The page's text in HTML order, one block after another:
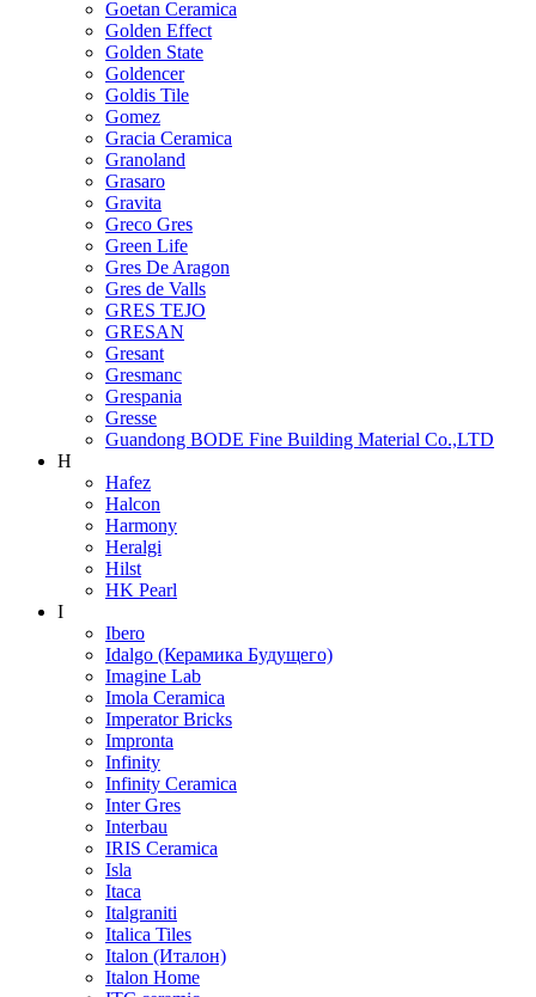
Goetan Ceramica
Golden Effect
Golden State
Goldencer
Goldis Tile
Gomez
Gracia Ceramica
Granoland
Grasaro
Gravita
Greco Gres
Green Life
Gres De Aragon
Gres de Valls
GRES TEJO
GRESAN
Gresant
Gresmanc
Grespania
Gresse
Guandong BODE Fine Building Material Co.,LTD
H
Hafez
Halcon
Harmony
Heralgi
Hilst
HK Pearl
I
Ibero
Idalgo (Керамика Будущего)
Imagine Lab
Imola Ceramica
Imperator Bricks
Impronta
Infinity
Infinity Ceramica
Inter Gres
Interbau
IRIS Ceramica
Isla
Itaca
Italgraniti
Italica Tiles
Italon (Италон)
Italon Home